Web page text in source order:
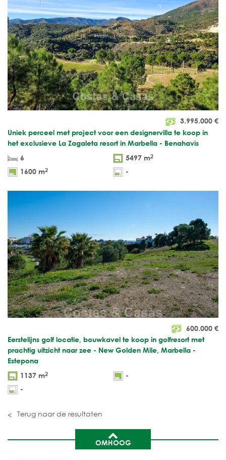
3.995.000 €
Uniek perceel met project voor een designervilla te koop in
het exclusieve La Zagaleta resort in Marbella - Benahavis
6
5497 m2
1600 m2 -
600.000 €
Eerstelijns golf locatie, bouwkavel te koop in golfresort met
prachtig uitzicht naar zee - New Golden Mile, Marbella -
Estepona
1137 m2
-
-
Terug naar de resultaten
OMHOOG